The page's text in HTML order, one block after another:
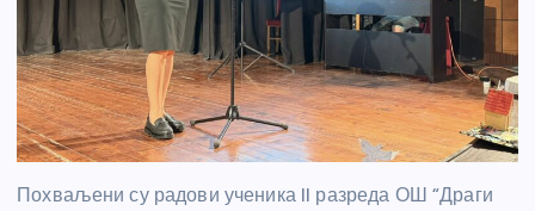
Похваљени су радови ученика II разреда ОШ “Драги